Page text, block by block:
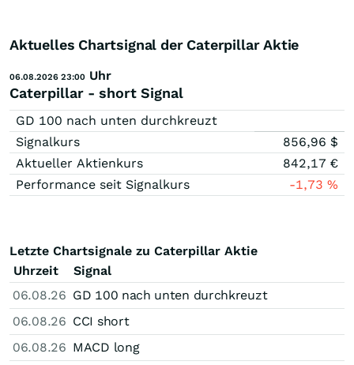
Aktuelles Chartsignal der Caterpillar Aktie
06.08.2026 23:00 Uhr
Caterpillar - short Signal
GD 100 nach unten durchkreuzt
Signalkurs
856,96 $
Aktueller Aktienkurs
842,17 €
Performance seit Signalkurs
-1,73 %
Letzte Chartsignale zu Caterpillar Aktie
Uhrzeit
Signal
06.08.26 GD 100 nach unten durchkreuzt
06.08.26 CCI short
06.08.26 MACD long